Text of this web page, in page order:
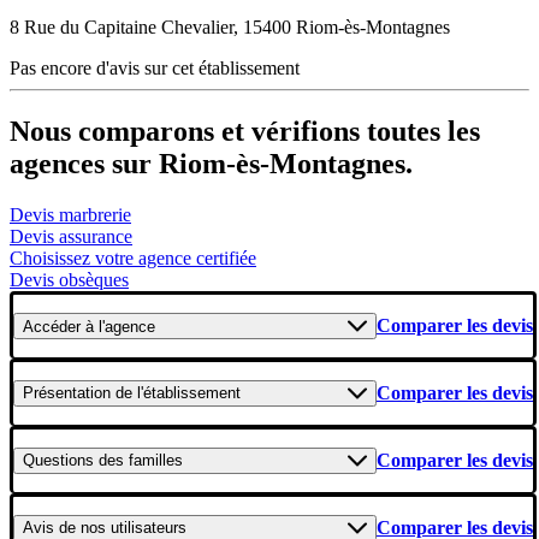
8 Rue du Capitaine Chevalier, 15400 Riom-ès-Montagnes
Pas encore d'avis sur cet établissement
Nous comparons et vérifions toutes les
agences sur Riom-ès-Montagnes.
Devis marbrerie
Devis assurance
Choisissez votre agence certifiée
Devis obsèques
Accéderà l'agence Comparer les devis
Présentation de l'établissement Comparer les devis
Questions des familles Comparer les devis
Avis de nos utilisateurs Comparer les devis